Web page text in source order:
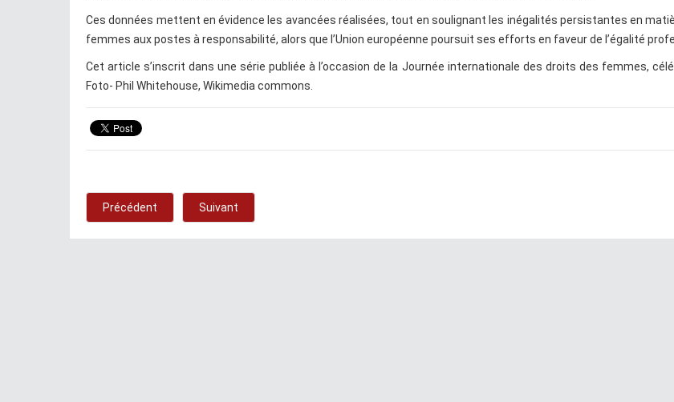
Ces données mettent en évidence les avancées réalisées, tout en soulignant les inégalités persistantes en
femmes aux postes à responsabilité, alors que l’Union européenne poursuit ses efforts en faveur de l’égalité
Cet article s’inscrit dans une série publiée à l’occasion de la Journée internationale des droits des femmes,
Foto- Phil Whitehouse, Wikimedia commons.
Précédent Suivant